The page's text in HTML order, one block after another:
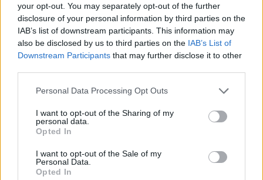
your opt-out. You may separately opt-out of the further
disclosure of your personal information by third parties on the
IAB’s list of downstream participants. This information may
also be disclosed by us to third parties on the IAB’s List of
Downstream Participants that may further disclose it to other
Please note that this website/app uses one or more Google
not limited to your visit or usage behaviour. You may click to
grant or deny consent to Google and its third-party tags to
use your data for below specified purposes in below Google
consent section.
Personal Data Processing Opt Outs
I want to opt-out of the Sharing of my
personal data.
Opted In
I want to opt-out of the Sale of my
Personal Data.
Opted In
EZEKET IS AJÁNLJUK
FORMA-1
A szakértő szerint a Ferrarinak
üres csekket kellene adnia
szemléltette a család fontosságát